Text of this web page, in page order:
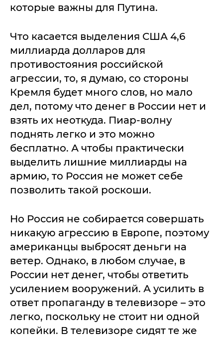
которые важны для Путина.
Что касается выделения США 4,6
миллиарда долларов для
противостояния российской
агрессии, то, я думаю, со стороны
Кремля будет много слов, но мало
дел, потому что денег в России нет и
взять их неоткуда. Пиар-волну
поднять легко и это можно
бесплатно. А чтобы практически
выделить лишние миллиарды на
армию, то Россия не может себе
позволить такой роскоши.
Но Россия не собирается совершать
никакую агрессию в Европе, поэтому
американцы выбросят деньги на
ветер. Однако, в любом случае, в
России нет денег, чтобы ответить
усилением вооружений. А усилить в
ответ пропаганду в телевизоре – это
легко, поскольку не стоит ни одной
копейки. В телевизоре сидят те же